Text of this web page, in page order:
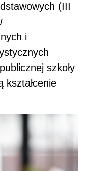
(III
i
szkoły
kształcenie